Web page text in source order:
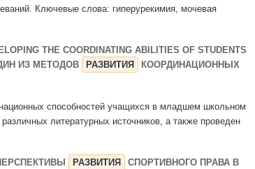
Ключевые слова: гиперурекимия, мочевая
THE COORDINATING ABILITIES OF STUDENTS
ИЗ МЕТОДОВ
РАЗВИТИЯ
КООРДИНАЦИОННЫХ
способностей учащихся в младшем школьном
литературных источников, а также проведен
РАЗВИТИЯ
СПОРТИВНОГО ПРАВА В